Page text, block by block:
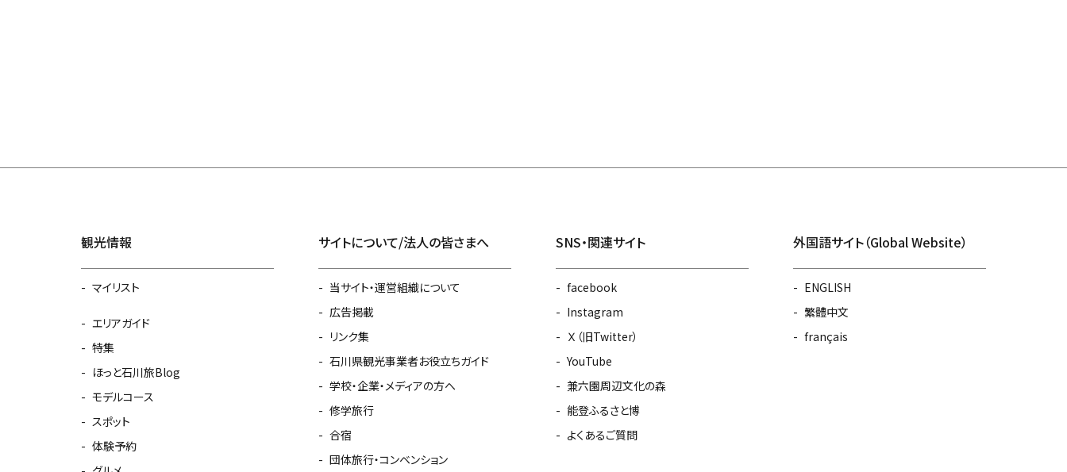
観光情報
マイリスト
エリアガイド
特集
ほっと石川旅Blog
モデルコース
スポット
体験予約
サイトについて/法人の皆さまへ
当サイト・運営組織について
広告掲載
リンク集
石川県観光事業者お役立ちガイド
学校・企業・メディアの方へ
修学旅行
合宿
団体旅行・コンベンション
SNS・関連サイト
facebook
Instagram
Ｘ（旧Twitter）
YouTube
兼六園周辺文化の森
能登ふるさと博
よくあるご質問
外国語サイト（Global Website）
ENGLISH
繁體中文
français